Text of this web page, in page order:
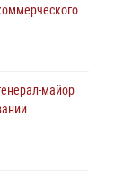
пресекли
майор